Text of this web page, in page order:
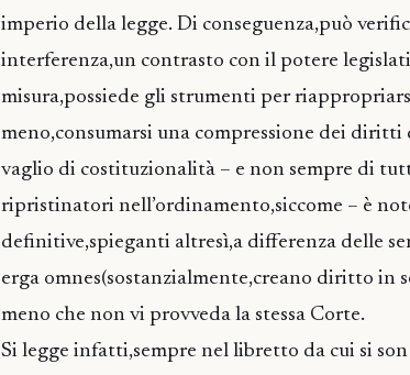
imperio della legge. Di conseguenza,può
interferenza,un contrasto con il potere
misura,possiede gli strumenti per
meno,consumarsi una compressione dei
vaglio di costituzionalità – e non sempre di
ripristinatori nell’ordinamento,siccome – è
definitive,spieganti altresì,a differenza delle
erga omnes(sostanzialmente,creano diritto in
meno che non vi provveda la stessa Corte.
Si legge infatti,sempre nel libretto da cui si